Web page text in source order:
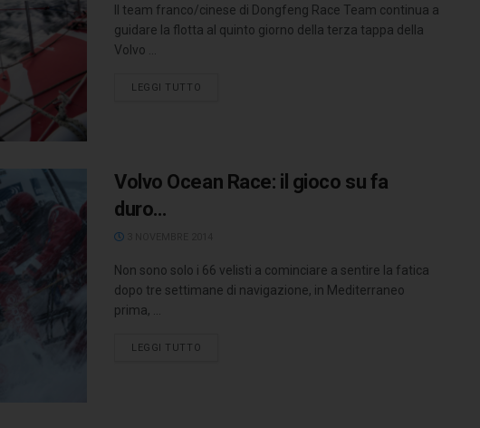
Il team franco/cinese di Dongfeng Race Team continua a
guidare la flotta al quinto giorno della terza tappa della
Volvo ...
LEGGI TUTTO
Volvo Ocean Race: il gioco su fa
duro…
Non sono solo i 66 velisti a cominciare a sentire la fatica
dopo tre settimane di navigazione, in Mediterraneo
prima, ...
LEGGI TUTTO